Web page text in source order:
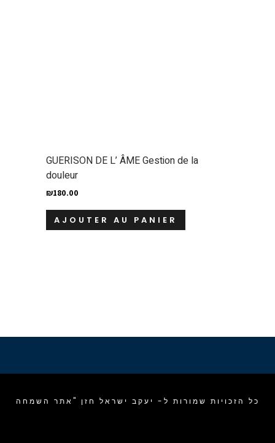
GUERISON DE L’ ÂME Gestion de la
douleur
₪180.00
AJOUTER AU PANIER
כל הזכויות שמורות ל- יעקב ישראל חזן "אתר השמחה